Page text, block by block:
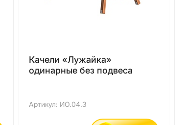
Качели «Лужайка»
одинарные без подвеса
Артикул: ИО.04.3